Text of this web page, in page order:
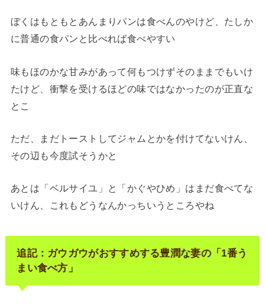
ぼくはもともとあんまりパンは食べんのやけど、たしか
に普通の食パンと比べれば食べやすい
味もほのかな甘みがあって何もつけずそのままでもいけ
たけど、衝撃を受けるほどの味ではなかったのが正直な
とこ
ただ、まだトーストしてジャムとかを付けてないけん、
その辺も今度試そうかと
あとは「ベルサイユ」と「かぐやひめ」はまだ食べてな
いけん、これもどうなんかっちいうところやね
追記：ガウガウがおすすめする豊潤な妻の「1番う
まい食べ方」